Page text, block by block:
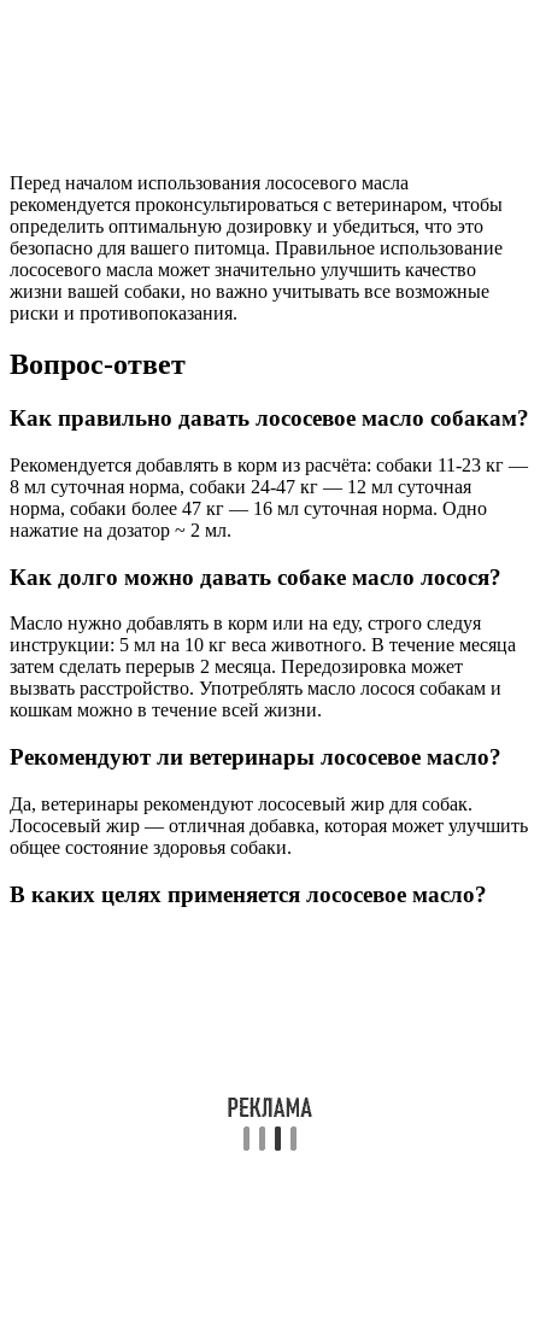
Перед началом использования лососевого масла
рекомендуется проконсультироваться с ветеринаром, чтобы
определить оптимальную дозировку и убедиться, что это
безопасно для вашего питомца. Правильное использование
лососевого масла может значительно улучшить качество
жизни вашей собаки, но важно учитывать все возможные
риски и противопоказания.
Вопрос-ответ
Как правильно давать лососевое масло собакам?
Рекомендуется добавлять в корм из расчёта: собаки 11-23 кг —
8 мл суточная норма, собаки 24-47 кг — 12 мл суточная
норма, собаки более 47 кг — 16 мл суточная норма. Одно
нажатие на дозатор ~ 2 мл.
Как долго можно давать собаке масло лосося?
Масло нужно добавлять в корм или на еду, строго следуя
инструкции: 5 мл на 10 кг веса животного. В течение месяца
затем сделать перерыв 2 месяца. Передозировка может
вызвать расстройство. Употреблять масло лосося собакам и
кошкам можно в течение всей жизни.
Рекомендуют ли ветеринары лососевое масло?
Да, ветеринары рекомендуют лососевый жир для собак.
Лососевый жир — отличная добавка, которая может улучшить
общее состояние здоровья собаки.
В каких целях применяется лососевое масло?